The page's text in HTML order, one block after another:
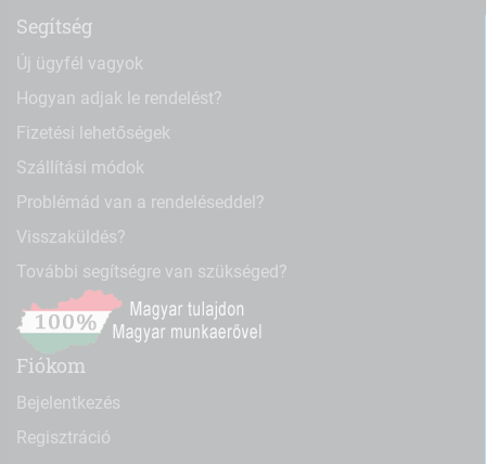
Segítség
Új ügyfél vagyok
Hogyan adjak le rendelést?
Fizetési lehetőségek
Szállítási módok
Problémád van a rendeléseddel?
Visszaküldés?
További segítségre van szükséged?
Fiókom
Bejelentkezés
Regisztráció